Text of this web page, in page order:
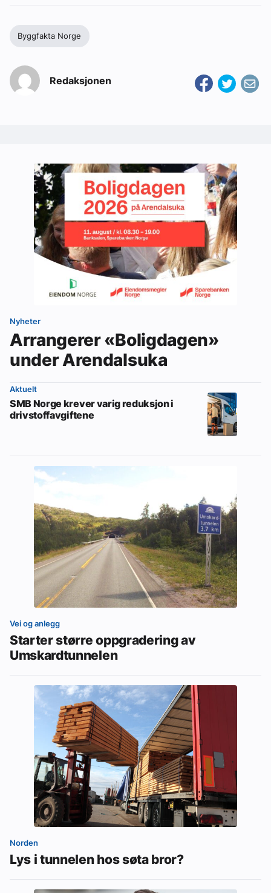
Byggfakta Norge
Redaksjonen
Nyheter
Arrangerer «Boligdagen»
under Arendalsuka
Aktuelt
SMB Norge krever varig reduksjon i
drivstoffavgiftene
Vei og anlegg
Starter større oppgradering av
Umskardtunnelen
Norden
Lys i tunnelen hos søta bror?